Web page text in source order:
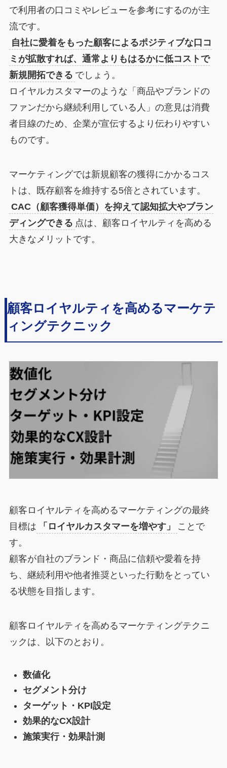
で利用者の口コミやレビューを参考にするのが主
流です。
自社に愛着をもった顧客によるポジティブな口コ
ミが拡散すれば、通常よりもはるかに低コストで
新規開拓できる でしょう。
ロイヤルカスタマーのような「商品やブランドの
ファンだから継続利用している人」の意見は消費
者目線のため、企業が宣伝するより伝わりやすい
ものです。
マーケティングでは新規顧客の獲得にかかるコス
トは、既存顧客を維持する5倍とされています。
CAC（顧客獲得単価）を抑えて認知拡大やブラン
ディングできる 点は、顧客ロイヤルティを高める
大きなメリットです。
顧客ロイヤルティを高めるマーケテ
ィングテクニック
顧客ロイヤルティを高めるマーケティングの最終
目標は
「ロイヤルカスタマーを増やす」
ことで
す。
顧客が自社のブランド・商品に信頼や愛着を持
ち、継続利用や他者推奨といった行動をとってい
る状態を目指します。
顧客ロイヤルティを高めるマーケティングテクニ
ックは、以下のとおり。
数値化
セグメント分け
ターゲット・KPI設定
効果的なCX設計
施策実行・効果計測